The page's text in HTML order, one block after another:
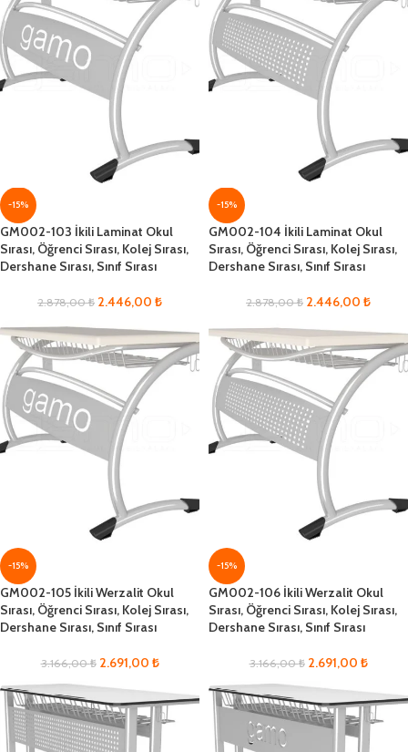
-15%
GM002-103 İkili Laminat Okul
Sırası, Öğrenci Sırası, Kolej Sırası,
Dershane Sırası, Sınıf Sırası
2.878,00₺ 2.446,00 ₺
-15%
GM002-104 İkili Laminat Okul
Sırası, Öğrenci Sırası, Kolej Sırası,
Dershane Sırası, Sınıf Sırası
2.878,00₺ 2.446,00 ₺
-15%
GM002-105 İkili Werzalit Okul
Sırası, Öğrenci Sırası, Kolej Sırası,
Dershane Sırası, Sınıf Sırası
3.166,00₺ 2.691,00 ₺
-15%
GM002-106 İkili Werzalit Okul
Sırası, Öğrenci Sırası, Kolej Sırası,
Dershane Sırası, Sınıf Sırası
3.166,00₺ 2.691,00 ₺